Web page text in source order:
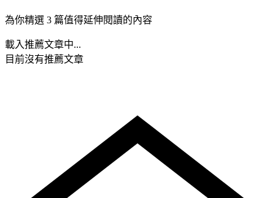
為你精選 3 篇值得延伸閱讀的內容
載入推薦文章中...
目前沒有推薦文章